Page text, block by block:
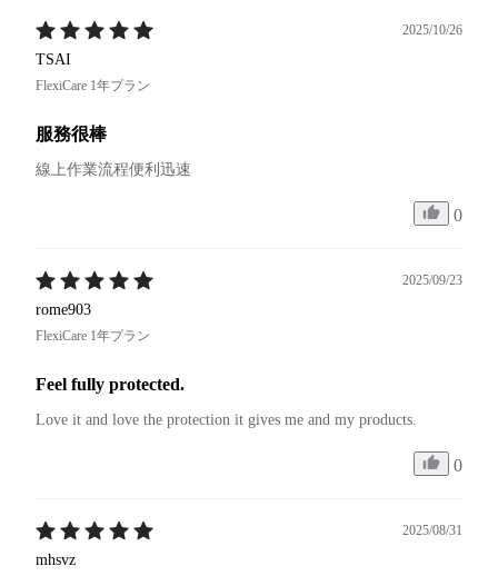
2025/10/26
TSAI
FlexiCare 1年プラン
服務很棒
線上作業流程便利迅速
0
2025/09/23
rome903
FlexiCare 1年プラン
Feel fully protected.
Love it and love the protection it gives me and my products.
0
2025/08/31
mhsvz